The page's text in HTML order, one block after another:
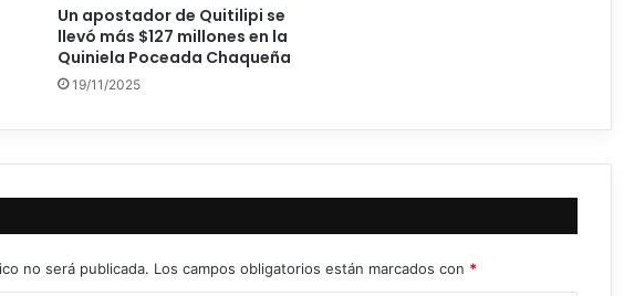
Un apostador de Quitilipi se
llevó más $127 millones en la
Quiniela Poceada Chaqueña
19/11/2025
no será publicada. Los campos obligatorios están marcados con *